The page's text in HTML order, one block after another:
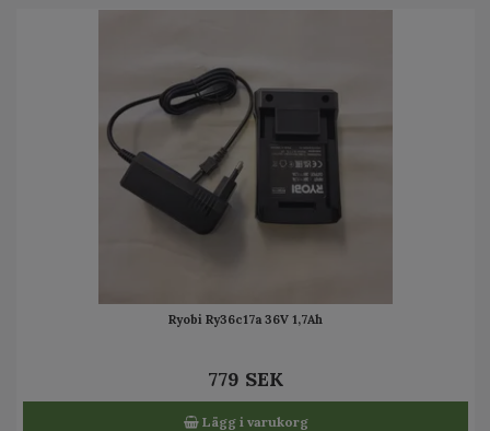
Ryobi Ry36c17a 36V 1,7Ah
779 SEK
Lägg i varukorg